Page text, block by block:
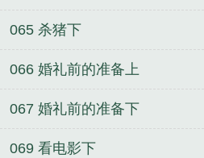
065 杀猪下
066 婚礼前的准备上
067 婚礼前的准备下
069 看电影下